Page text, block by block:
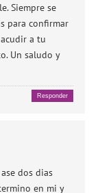
Siempre se
para confirmar
a tu
Un saludo y
Responder
dos dias
en mi y